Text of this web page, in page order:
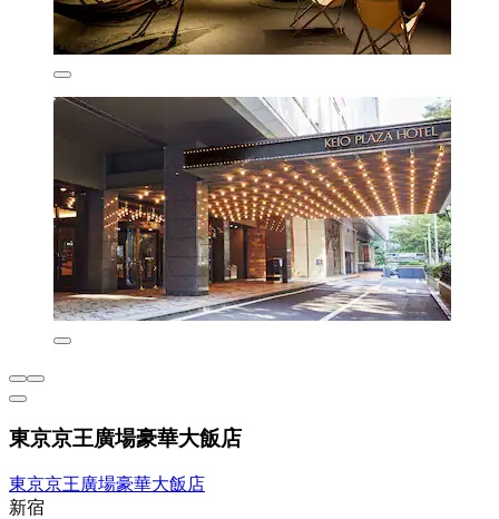
東京京王廣場豪華大飯店
東京京王廣場豪華大飯店
新宿